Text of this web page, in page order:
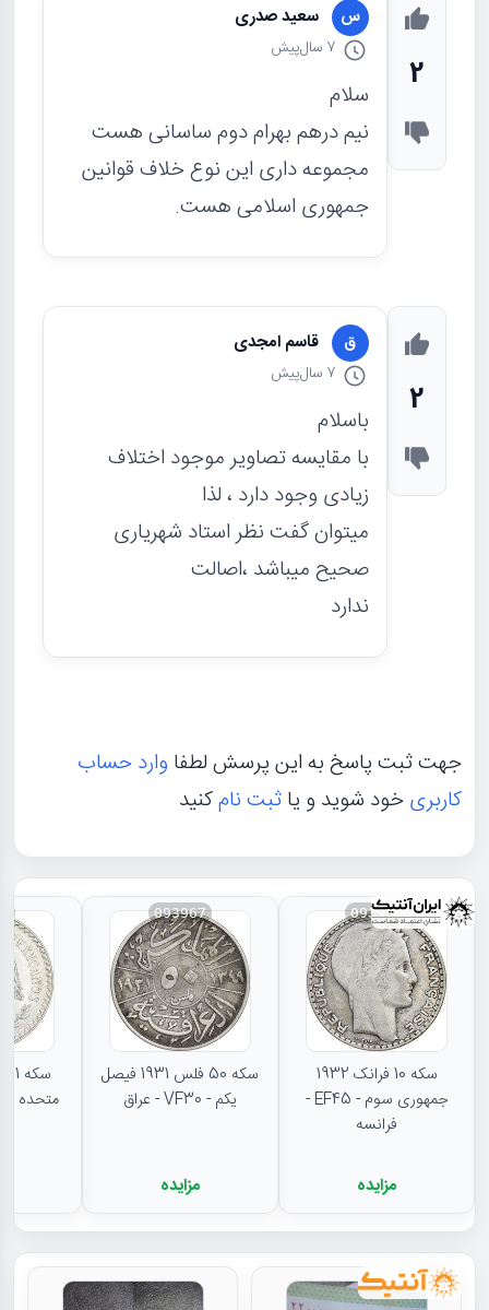
2
س سعید صدری
7 سال پیش
سلام
نیم درهم بهرام دوم ساسانی هست
مجموعه داری این نوع خلاف قوانین
جمهوری اسلامی هست.
2
ق قاسم امجدی
7 سال پیش
باسلام
با مقایسه تصاویر موجود اختلاف
زیادی وجود دارد ، لذا
میتوان گفت نظر استاد شهریاری
صحیح میباشد ،اصالت
ندارد
جهت ثبت پاسخ به این پرسش لطفا وارد حساب
کاربریخود شوید و یاثبت نامکنید
093968
سکه 10 فرانک 1932
جمهوری سوم - EF45 -
فرانسه
مزایده
093967
سکه 50 فلس 1931 فیصل
یکم - VF30 - عراق
مزایده
متحده - MS62 - مکزیک